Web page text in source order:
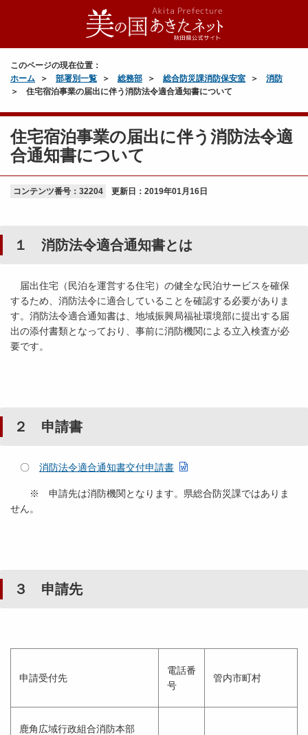
このページの現在位置：
ホーム
部署別一覧 総務部 総合防災課消防保安室
消防
住宅宿泊事業の届出に伴う消防法令適合通知書について
住宅宿泊事業の届出に伴う消防法令適
合通知書について
コンテンツ番号：32204 更新日： 2019年01月16日
１ 消防法令適合通知書とは
届出住宅（民泊を運営する住宅）の健全な民泊サービスを確保
するため、消防法令に適合していることを確認する必要がありま
す。消防法令適合通知書は、地域振興局福祉環境部に提出する届
出の添付書類となっており、事前に消防機関による立入検査が必
要です。
２ 申請書
〇 消防法令適合通知書交付申請書
※ 申請先は消防機関となります。県総合防災課ではありま
せん。
３ 申請先
申請受付先
電話番
号
管内市町村
鹿角広域行政組合消防本部